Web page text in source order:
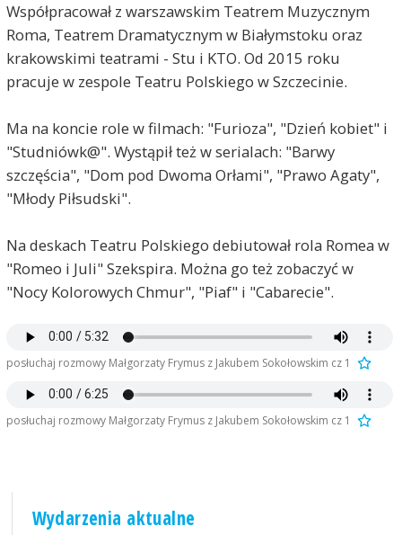
Współpracował z warszawskim Teatrem Muzycznym
Roma, Teatrem Dramatycznym w Białymstoku oraz
krakowskimi teatrami - Stu i KTO. Od 2015 roku
pracuje w zespole Teatru Polskiego w Szczecinie.
Ma na koncie role w filmach: "Furioza", "Dzień kobiet" i
"Studniówk@". Wystąpił też w serialach: "Barwy
szczęścia", "Dom pod Dwoma Orłami", "Prawo Agaty",
"Młody Piłsudski".
Na deskach Teatru Polskiego debiutował rola Romea w
"Romeo i Juli" Szekspira. Można go też zobaczyć w
"Nocy Kolorowych Chmur", "Piaf" i "Cabarecie".
posłuchaj rozmowy Małgorzaty Frymus z Jakubem Sokołowskim cz 1
posłuchaj rozmowy Małgorzaty Frymus z Jakubem Sokołowskim cz 1
Wydarzenia aktualne